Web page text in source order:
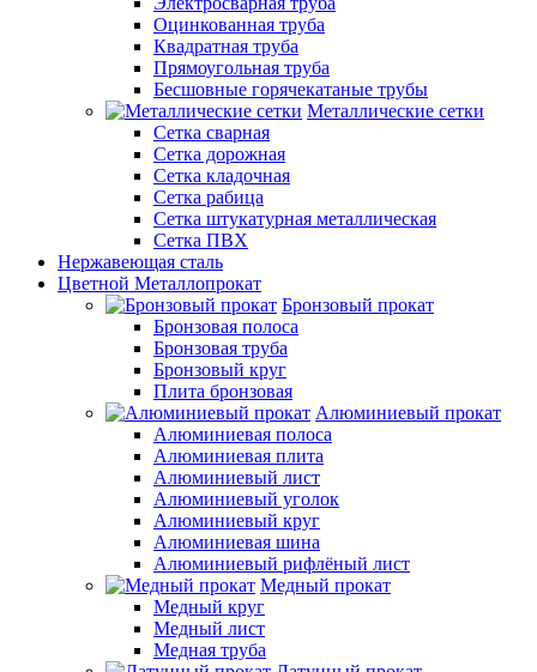
Оцинкованная труба
Квадратная труба
Прямоугольная труба
Бесшовные горячекатаные трубы
Металлические сетки
Сетка сварная
Сетка дорожная
Сетка кладочная
Сетка рабица
Сетка штукатурная металлическая
Сетка ПВХ
Нержавеющая сталь
Цветной Металлопрокат
Бронзовый прокат
Бронзовая полоса
Бронзовая труба
Бронзовый круг
Плита бронзовая
Алюминиевый прокат
Алюминиевая полоса
Алюминиевая плита
Алюминиевый лист
Алюминиевый уголок
Алюминиевый круг
Алюминиевая шина
Алюминиевый рифлёный лист
Медный прокат
Медный круг
Медный лист
Медная труба